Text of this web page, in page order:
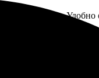
отличная. Удобно